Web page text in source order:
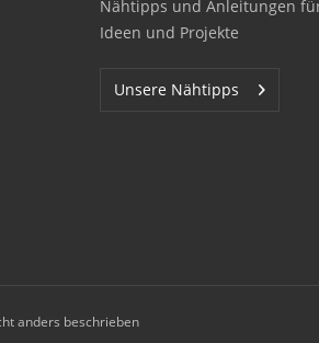
Nähtipps und Anleitungen
Ideen und Projekte
Unsere Nähtipps
anders beschrieben